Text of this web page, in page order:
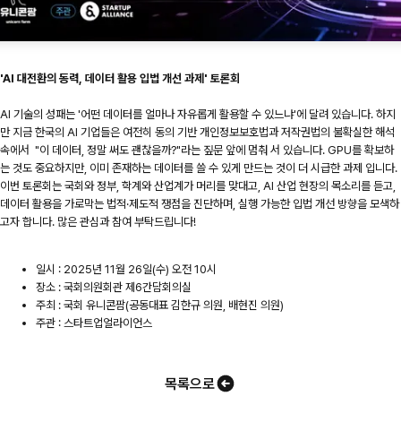
'AI 대전환의 동력, 데이터 활용 입법 개선 과제' 토론회
AI 기술의 성패는 '어떤 데이터를 얼마나 자유롭게 활용할 수 있느냐'에 달려 있습니다. 하지
만 지금 한국의 AI 기업들은 여전히 동의 기반 개인정보보호법과 저작권법의 불확실한 해석
속에서 "이 데이터, 정말 써도 괜찮을까?"라는 짚문 앞에 멈춰 서 있습니다. GPU를 확보하
는 것도 중요하지만, 이미 존재하는 데이터를 쓸 수 있게 만드는 것이 더 시급한 과제 입니다.
이번 토론회는 국회와 정부, 학계와 산업계가 머리를 맞대고, AI 산업 현장의 목소리를 듣고,
데이터 활용을 가로막는 법적·제도적 쟁점을 진단하며, 실행 가능한 입법 개선 방향을 모색하
고자 합니다. 많은 관심과 참여 부탁드립니다!
일시 : 2025년 11월 26일(수) 오전 10시
장소 : 국회의원회관 제6간담회의실
주최 : 국회 유니콘팜(공동대표 김한규 의원, 배현진 의원)
주관 : 스타트업얼라이언스
목록으로